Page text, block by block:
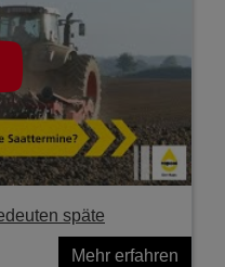
späte
Mehr erfahren